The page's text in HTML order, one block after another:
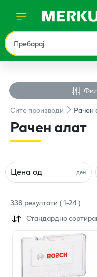
Ситепроизводи Рачен
Рачен алат
ден.
Цена од
338 резултати (1-24)
Стандардно